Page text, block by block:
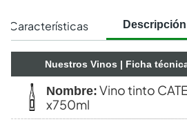
Características Descripción
Nuestros Vinos | Ficha
Nombre: Vino tinto
x750ml